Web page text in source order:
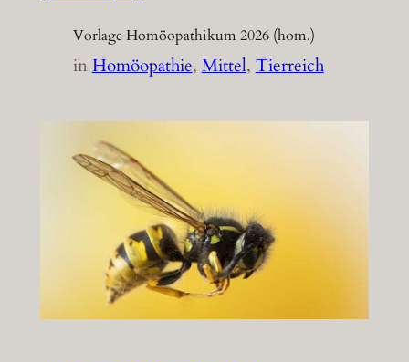
Vorlage Homöopathikum 2026 (hom.)
inHomöopathie, Mittel, Tierreich